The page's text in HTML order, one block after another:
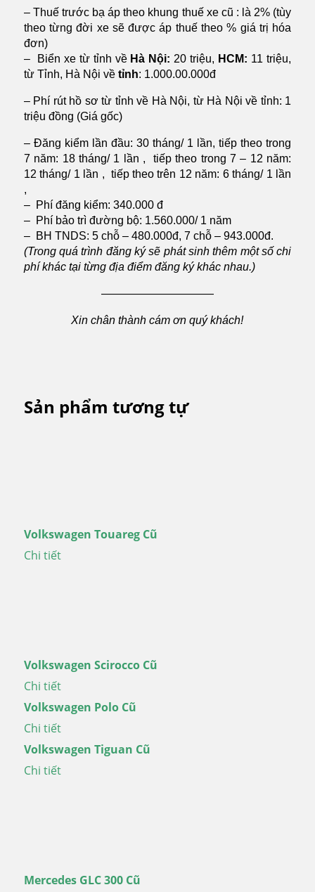
– Thuế trước bạ áp theo khung thuế xe cũ : là 2% (tùy
theo từng đời xe sẽ được áp thuế theo % giá trị hóa
đơn)
– Biển xe từ tỉnh về Hà Nội: 20 triệu, HCM: 11 triệu,
từ Tỉnh, Hà Nội về tỉnh: 1.000.00.000đ
– Phí rút hồ sơ từ tỉnh về Hà Nội, từ Hà Nội về tỉnh: 1
triệu đồng (Giá gốc)
– Đăng kiểm lần đầu: 30 tháng/ 1 lần, tiếp theo trong
7 năm: 18 tháng/ 1 lần , tiếp theo trong 7 – 12 năm:
12 tháng/ 1 lần , tiếp theo trên 12 năm: 6 tháng/ 1 lần
,
– Phí đăng kiểm: 340.000 đ
– Phí bảo trì đường bộ: 1.560.000/ 1 năm
– BH TNDS: 5 chỗ – 480.000đ, 7 chỗ – 943.000đ.
(Trong quá trình đăng ký sẽ phát sinh thêm một số chi
phí khác tại từng địa điểm đăng ký khác nhau.)
——————————
Xin chân thành cám ơn quý khách!
Sản phẩm tương tự
Volkswagen Touareg Cũ
Chi tiết
Volkswagen Scirocco Cũ
Chi tiết
Volkswagen Polo Cũ
Chi tiết
Volkswagen Tiguan Cũ
Chi tiết
Mercedes GLC 300 Cũ